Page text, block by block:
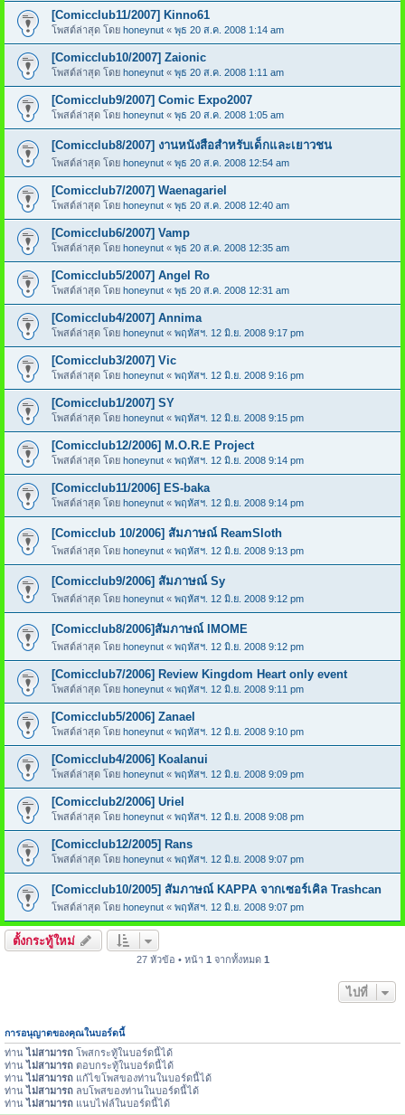
[Comicclub11/2007] Kinno61
โพสต์ล่าสุด โดย honeynut « พุธ 20 ส.ค. 2008 1:14 am
[Comicclub10/2007] Zaionic
โพสต์ล่าสุด โดย honeynut « พุธ 20 ส.ค. 2008 1:11 am
[Comicclub9/2007] Comic Expo2007
โพสต์ล่าสุด โดย honeynut « พุธ 20 ส.ค. 2008 1:05 am
[Comicclub8/2007] งานหนังสือสำหรับเด็กและเยาวชน
โพสต์ล่าสุด โดย honeynut « พุธ 20 ส.ค. 2008 12:54 am
[Comicclub7/2007] Waenagariel
โพสต์ล่าสุด โดย honeynut « พุธ 20 ส.ค. 2008 12:40 am
[Comicclub6/2007] Vamp
โพสต์ล่าสุด โดย honeynut « พุธ 20 ส.ค. 2008 12:35 am
[Comicclub5/2007] Angel Ro
โพสต์ล่าสุด โดย honeynut « พุธ 20 ส.ค. 2008 12:31 am
[Comicclub4/2007] Annima
โพสต์ล่าสุด โดย honeynut « พฤหัสฯ. 12 มิ.ย. 2008 9:17 pm
[Comicclub3/2007] Vic
โพสต์ล่าสุด โดย honeynut « พฤหัสฯ. 12 มิ.ย. 2008 9:16 pm
[Comicclub1/2007] SY
โพสต์ล่าสุด โดย honeynut « พฤหัสฯ. 12 มิ.ย. 2008 9:15 pm
[Comicclub12/2006] M.O.R.E Project
โพสต์ล่าสุด โดย honeynut « พฤหัสฯ. 12 มิ.ย. 2008 9:14 pm
[Comicclub11/2006] ES-baka
โพสต์ล่าสุด โดย honeynut « พฤหัสฯ. 12 มิ.ย. 2008 9:14 pm
[Comicclub 10/2006] สัมภาษณ์ ReamSloth
โพสต์ล่าสุด โดย honeynut « พฤหัสฯ. 12 มิ.ย. 2008 9:13 pm
[Comicclub9/2006] สัมภาษณ์ Sy
โพสต์ล่าสุด โดย honeynut « พฤหัสฯ. 12 มิ.ย. 2008 9:12 pm
[Comicclub8/2006]สัมภาษณ์ IMOME
โพสต์ล่าสุด โดย honeynut « พฤหัสฯ. 12 มิ.ย. 2008 9:12 pm
[Comicclub7/2006] Review Kingdom Heart only event
โพสต์ล่าสุด โดย honeynut « พฤหัสฯ. 12 มิ.ย. 2008 9:11 pm
[Comicclub5/2006] Zanael
โพสต์ล่าสุด โดย honeynut « พฤหัสฯ. 12 มิ.ย. 2008 9:10 pm
[Comicclub4/2006] Koalanui
โพสต์ล่าสุด โดย honeynut « พฤหัสฯ. 12 มิ.ย. 2008 9:09 pm
[Comicclub2/2006] Uriel
โพสต์ล่าสุด โดย honeynut « พฤหัสฯ. 12 มิ.ย. 2008 9:08 pm
[Comicclub12/2005] Rans
โพสต์ล่าสุด โดย honeynut « พฤหัสฯ. 12 มิ.ย. 2008 9:07 pm
[Comicclub10/2005] สัมภาษณ์ KAPPA จากเซอร์เคิล Trashcan
โพสต์ล่าสุด โดย honeynut « พฤหัสฯ. 12 มิ.ย. 2008 9:07 pm
ตั้งกระทู้ใหม่
27 หัวข้อ • หน้า 1 จากทั้งหมด 1
ไปที่
การอนุญาตของคุณในบอร์ดนี้
ท่านไม่สามารถ โพสกระทู้ในบอร์ดนี้ได้
ท่านไม่สามารถ ตอบกระทู้ในบอร์ดนี้ได้
ท่านไม่สามารถ แก้ไขโพสของท่านในบอร์ดนี้ได้
ท่านไม่สามารถ ลบโพสของท่านในบอร์ดนี้ได้
ท่านไม่สามารถ แนบไฟล์ในบอร์ดนี้ได้